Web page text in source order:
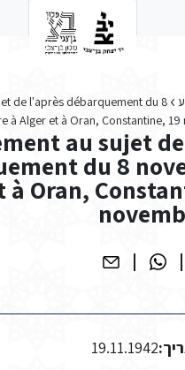
de l'après débarquement du 8
à Alger et à Oran, Constantine,
au sujet
du 8
à Oran,
19.11.1942